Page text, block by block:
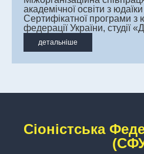
академічної освіти з
Сертифікатної програми з
федерації України, студії
детальніше
Сіоністська